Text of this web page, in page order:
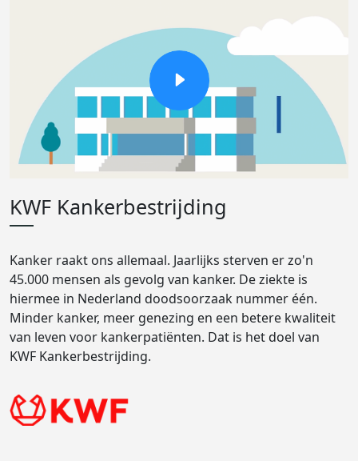
KWF Kankerbestrijding
Kanker raakt ons allemaal. Jaarlijks sterven er zo'n
45.000 mensen als gevolg van kanker. De ziekte is
hiermee in Nederland doodsoorzaak nummer één.
Minder kanker, meer genezing en een betere kwaliteit
van leven voor kankerpatiënten. Dat is het doel van
KWF Kankerbestrijding.